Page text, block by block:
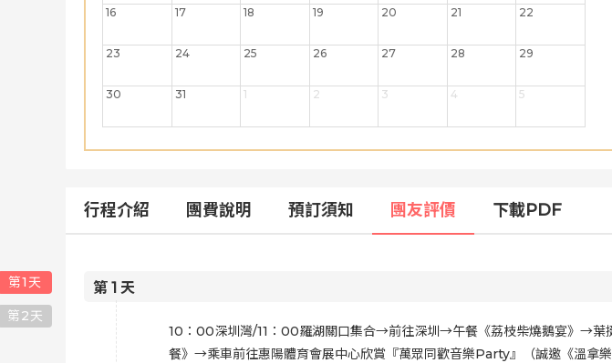
16 17 18 19 20 21 22
23 24 25 26 27 28 29
30 31 1 2 3 4 5
行程介紹 團費說明 預訂須知 團友評價 下載PDF
第1 天
第2天
第 1 天
10：00深圳灣/11：00羅湖關口集合→前往深圳→午餐《荔枝柴燒鵝宴》→
餐》→乘車前往惠陽體育會展中心欣賞『萬眾同歡音樂Party』（誠邀《溫拿